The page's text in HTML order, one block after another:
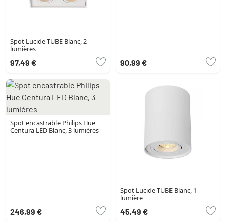
Spot Lucide TUBE Blanc, 2
lumières
97,49 € 90,99 €
Spot encastrable Philips Hue
Centura LED Blanc, 3 lumières
246,99 €
Spot Lucide TUBE Blanc, 1
lumière
45,49 €